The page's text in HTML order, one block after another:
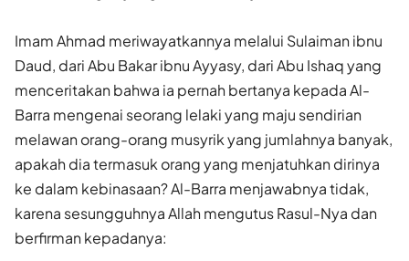
Imam Ahmad meriwayatkannya melalui Sulaiman ibnu
Daud, dari Abu Bakar ibnu Ayyasy, dari Abu Ishaq yang
menceritakan bahwa ia pernah bertanya kepada Al-
Barra mengenai seorang lelaki yang maju sendirian
melawan orang-orang musyrik yang jumlahnya banyak,
apakah dia termasuk orang yang menjatuhkan dirinya
ke dalam kebinasaan? Al-Barra menjawabnya tidak,
karena sesungguhnya Allah mengutus Rasul-Nya dan
berfirman kepadanya: